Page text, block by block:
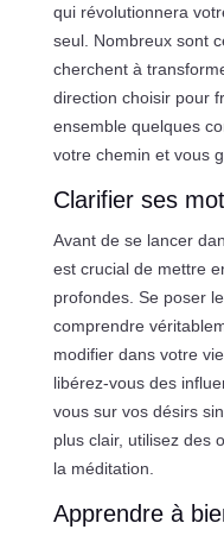
qui révolutionnera
seul. Nombreux sont
cherchent à
direction choisir pour
ensemble quelques
votre chemin et vous
Clarifier ses
Avant de se lancer
est crucial de mettre
profondes. Se poser
comprendre
modifier dans votre vie.
libérez-vous des
vous sur vos désirs
plus clair, utilisez des
la méditation.
Apprendre à